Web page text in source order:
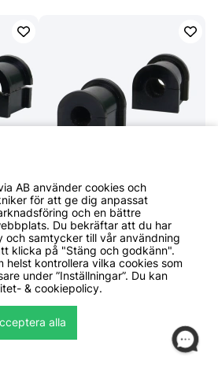
/
499 KR
Whiteline Performance
Chevrolet Bel Air /
Chevrolet Corvette /
Chrysler Centura KB /
Chrysler Valiant Charger /
Ford ZC m.fl. 1960-2003
Krängningshämmarbussni
ngar 16mm Whiteline
Framaxel
ABanvänder cookies och
för att ge dig anpassat
och en bättre
Du bekräftar att du har
och samtycker till vår användning
klicka på "Stäng och godkänn".
helst kontrollera vilka cookies som
under ”Inställningar”. Du kan
& cookiepolicy.
alla